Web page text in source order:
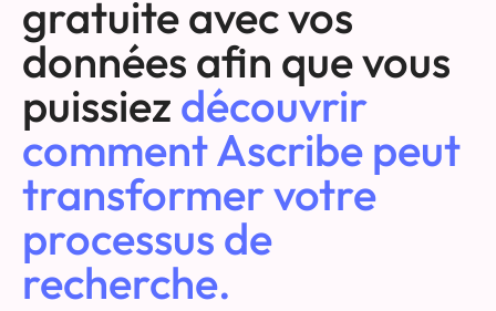
gratuite avec vos
données afin que vous
puissiez découvrir
comment Ascribe peut
transformer votre
processus de
recherche.